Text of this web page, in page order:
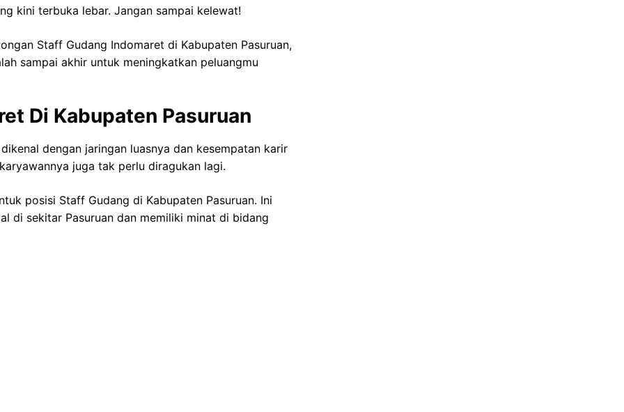
kini terbuka lebar. Jangan sampai kelewat!
Staff Gudang Indomaret di Kabupaten Pasuruan,
sampai akhir untuk meningkatkan peluangmu
Di Kabupaten Pasuruan
dengan jaringan luasnya dan kesempatan karir
juga tak perlu diragukan lagi.
posisi Staff Gudang di Kabupaten Pasuruan. Ini
di sekitar Pasuruan dan memiliki minat di bidang